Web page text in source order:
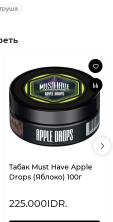
груша
Табак Must Have Apple
Drops (Яблоко) 100г
225.000IDR.